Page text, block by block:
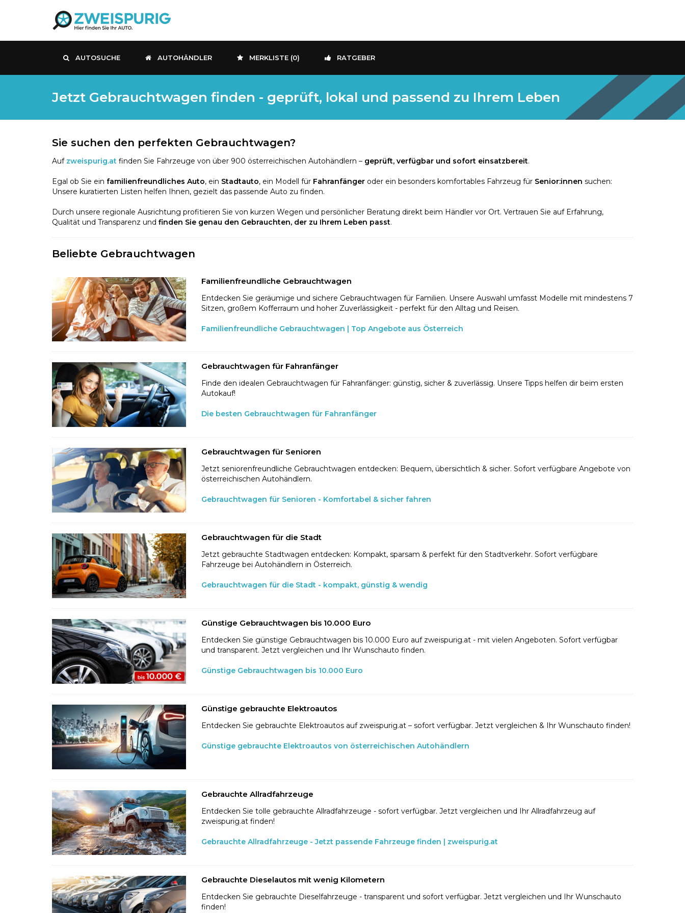
AUTOSUCHE AUTOHÄNDLER MERKLISTE (0) RATGEBER
Jetzt Gebrauchtwagen finden - geprüft, lokal und passend zu Ihrem Leben
Sie suchen den perfekten Gebrauchtwagen?
Auf zweispurig.at finden Sie Fahrzeuge von über 900 österreichischen Autohändlern – geprüft, verfügbar und sofort einsatzbereit.
Egal ob Sie ein familienfreundliches Auto, ein Stadtauto, ein Modell für Fahranfänger oder ein besonders komfortables Fahrzeug für Senior:innen suchen:
Unsere kuratierten Listen helfen Ihnen, gezielt das passende Auto zu finden.
Durch unsere regionale Ausrichtung profitieren Sie von kurzen Wegen und persönlicher Beratung direkt beim Händler vor Ort. Vertrauen Sie auf Erfahrung,
Qualität und Transparenz und finden Sie genau den Gebrauchten, der zu Ihrem Leben passt.
Beliebte Gebrauchtwagen
Familienfreundliche Gebrauchtwagen
Entdecken Sie geräumige und sichere Gebrauchtwagen für Familien. Unsere Auswahl umfasst Modelle mit mindestens 7
Sitzen, großem Kofferraum und hoher Zuverlässigkeit - perfekt für den Alltag und Reisen.
Familienfreundliche Gebrauchtwagen | Top Angebote aus Österreich
Gebrauchtwagen für Fahranfänger
Finde den idealen Gebrauchtwagen für Fahranfänger: günstig, sicher & zuverlässig. Unsere Tipps helfen dir beim ersten
Autokauf!
Die besten Gebrauchtwagen für Fahranfänger
Gebrauchtwagen für Senioren
Jetzt seniorenfreundliche Gebrauchtwagen entdecken: Bequem, übersichtlich & sicher. Sofort verfügbare Angebote von
österreichischen Autohändlern.
Gebrauchtwagen für Senioren - Komfortabel & sicher fahren
Gebrauchtwagen für die Stadt
Jetzt gebrauchte Stadtwagen entdecken: Kompakt, sparsam & perfekt für den Stadtverkehr. Sofort verfügbare
Fahrzeuge bei Autohändlern in Österreich.
Gebrauchtwagen für die Stadt - kompakt, günstig & wendig
Günstige Gebrauchtwagen bis 10.000 Euro
Entdecken Sie günstige Gebrauchtwagen bis 10.000 Euro auf zweispurig.at - mit vielen Angeboten. Sofort verfügbar
und transparent. Jetzt vergleichen und Ihr Wunschauto finden.
Günstige Gebrauchtwagen bis 10.000 Euro
Günstige gebrauchte Elektroautos
Entdecken Sie gebrauchte Elektroautos auf zweispurig.at – sofort verfügbar. Jetzt vergleichen & Ihr Wunschauto finden!
Günstige gebrauchte Elektroautos von österreichischen Autohändlern
Gebrauchte Allradfahrzeuge
Entdecken Sie tolle gebrauchte Allradfahrzeuge - sofort verfügbar. Jetzt vergleichen und Ihr Allradfahrzeug auf
zweispurig.at finden!
Gebrauchte Allradfahrzeuge - Jetzt passende Fahrzeuge finden | zweispurig.at
Gebrauchte Dieselautos mit wenig Kilometern
Entdecken Sie gebrauchte Dieselfahrzeuge - transparent und sofort verfügbar. Jetzt vergleichen und Ihr Wunschauto
finden!